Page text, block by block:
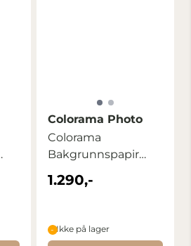
Colorama Photo
Colorama
Bakgrunnspapir
2,72m x 11m
Damson
1.290,-
Ikke på lager